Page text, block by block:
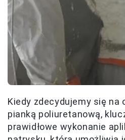
Kiedy zdecydujemy się na
pianką poliuretanową,
prawidłowe wykonanie